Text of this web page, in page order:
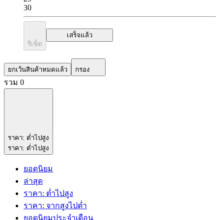
30
รีเซ็ต
เสร็จแล้ว
ยกเว้นสินค้าหมดแล้ว กรอง
รวม 0
ราคา: ต่ำไปสูง
ราคา: ต่ำไปสูง
ยอดนิยม
ล่าสุด
ราคา: ต่ำไปสูง
ราคา: จากสูงไปต่ำ
ยอดนิยมประจำเดือน